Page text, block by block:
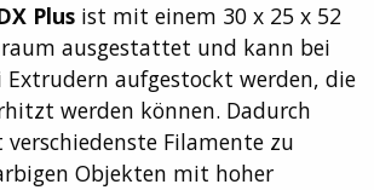
Plus ist mit einem 30 x 25 x 52
ausgestattet und kann bei
aufgestockt werden, die
werden können. Dadurch
verschiedenste Filamente zu
Objekten mit hoher